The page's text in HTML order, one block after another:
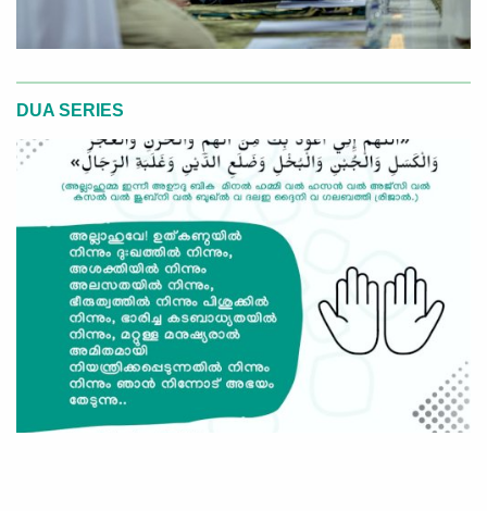
DUA SERIES